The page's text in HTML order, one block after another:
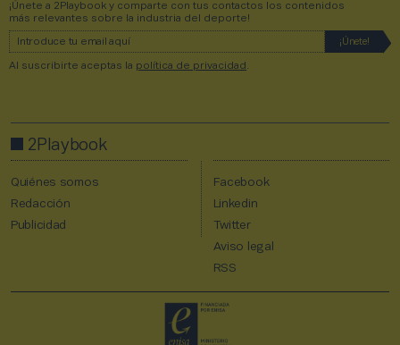
¡Únete a 2Playbook y comparte con tus contactos los contenidos
más relevantes sobre la industria del deporte!
Al suscribirte aceptas la política de privacidad .
2Playbook
Quiénes somos
Redacción
Publicidad
Facebook
Linkedin
Twitter
Aviso legal
RSS